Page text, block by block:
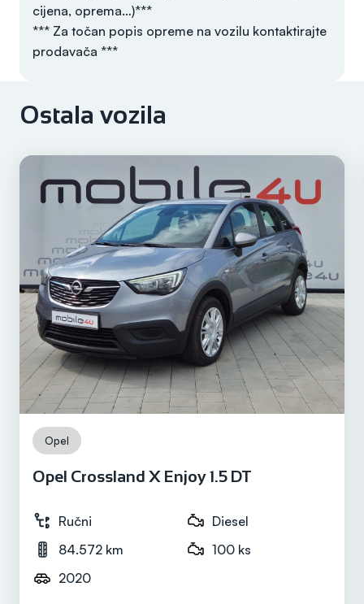
cijena, oprema…)***
*** Za točan popis opreme na vozilu kontaktirajte
prodavača ***
Godina
Registriran do
Prijeđeni kilometri
127.732 km
Motor
Diesel
Snaga motora
Mjenjač
Ostala vozila
Opel
Opel Crossland X Enjoy 1.5 DT
Ručni
Diesel
84.572 km
100 ks
2020